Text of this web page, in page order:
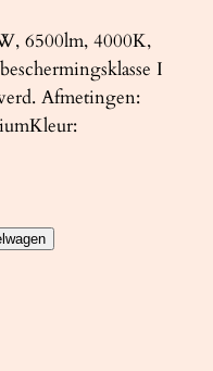
6500lm, 4000K,
I
Afmetingen: